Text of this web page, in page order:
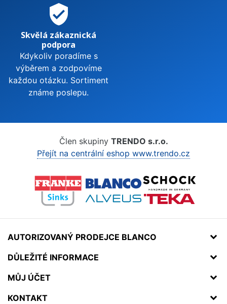
verified_user
Skvělá zákaznická
podpora
Kdykoliv poradíme s
výběrem a zodpovíme
každou otázku. Sortiment
známe poslepu.
Člen skupiny TRENDO s.r.o.
Přejít na centrální eshop www.trendo.cz
AUTORIZOVANÝ PRODEJCE BLANCO
DŮLEŽITÉ INFORMACE
MŮJ ÚČET
KONTAKT